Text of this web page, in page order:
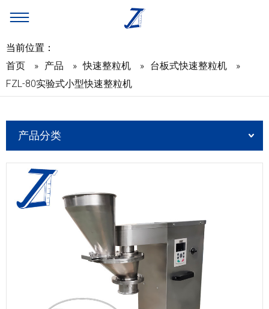
当前位置：
首页
» 产品 » 快速整粒机 » 台板式快速整粒机
»
FZL-80实验式小型快速整粒机
产品分类